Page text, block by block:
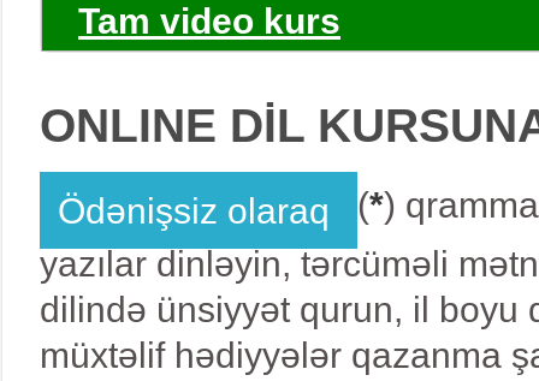
Tam video kurs
ONLINE DİL
Ödənişsiz olaraq (*)
yazılar dinləyin, tərcüməli
dilində ünsiyyət qurun, il boyu
müxtəlif hədiyyələr qazanma